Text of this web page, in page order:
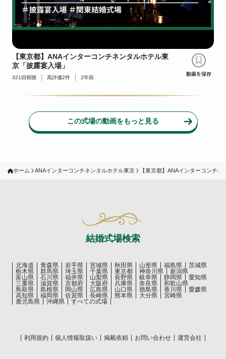
【東京都】ANAインターコンチネンタルホテル東
京「披露宴入場」
321 回視聴 高評価2件 2年前
この式場の動画をもっと見る
ホーム ANAインターコンチネンタルホテル東京 【東京都】ANAインターコンチ
結婚式場検索
北海道 青森県 岩手県 宮城県 秋田県 山形県 福島県
茨城県
栃木県
群馬県 埼玉県 千葉県 東京都 神奈川県
新潟県
富山県
石川県 福井県 山梨県 長野県 岐阜県 静岡県
愛知県
三重県
滋賀県 京都府 大阪府 兵庫県 奈良県
和歌山県
鳥取県
島根県 岡山県 広島県 山口県 徳島県 香川県
愛媛県
高知県
福岡県 佐賀県 長崎県 熊本県 大分県
宮崎県
鹿児島県
沖縄県 すべての式場
利用規約 個人情報取扱い 掲載依頼 お問い合わせ 運営会社